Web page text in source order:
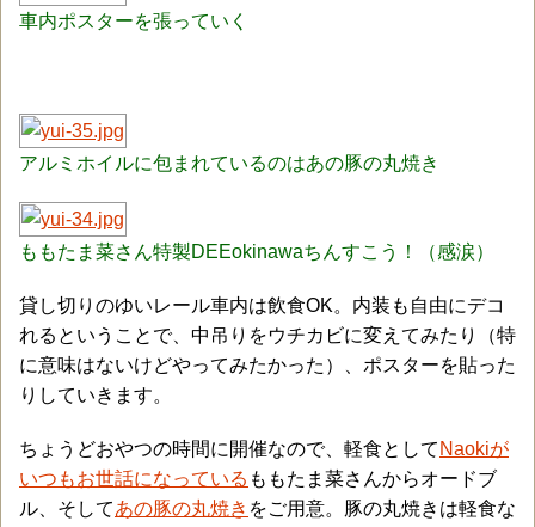
車内ポスターを張っていく
アルミホイルに包まれているのはあの豚の丸焼き
ももたま菜さん特製DEEokinawaちんすこう！（感涙）
貸し切りのゆいレール車内は飲食OK。内装も自由にデコ
れるということで、中吊りをウチカビに変えてみたり（特
に意味はないけどやってみたかった）、ポスターを貼った
りしていきます。
ちょうどおやつの時間に開催なので、軽食として Naokiが
いつもお世話になっている ももたま菜さんからオードブ
ル、そしてあの豚の丸焼き をご用意。豚の丸焼きは軽食な